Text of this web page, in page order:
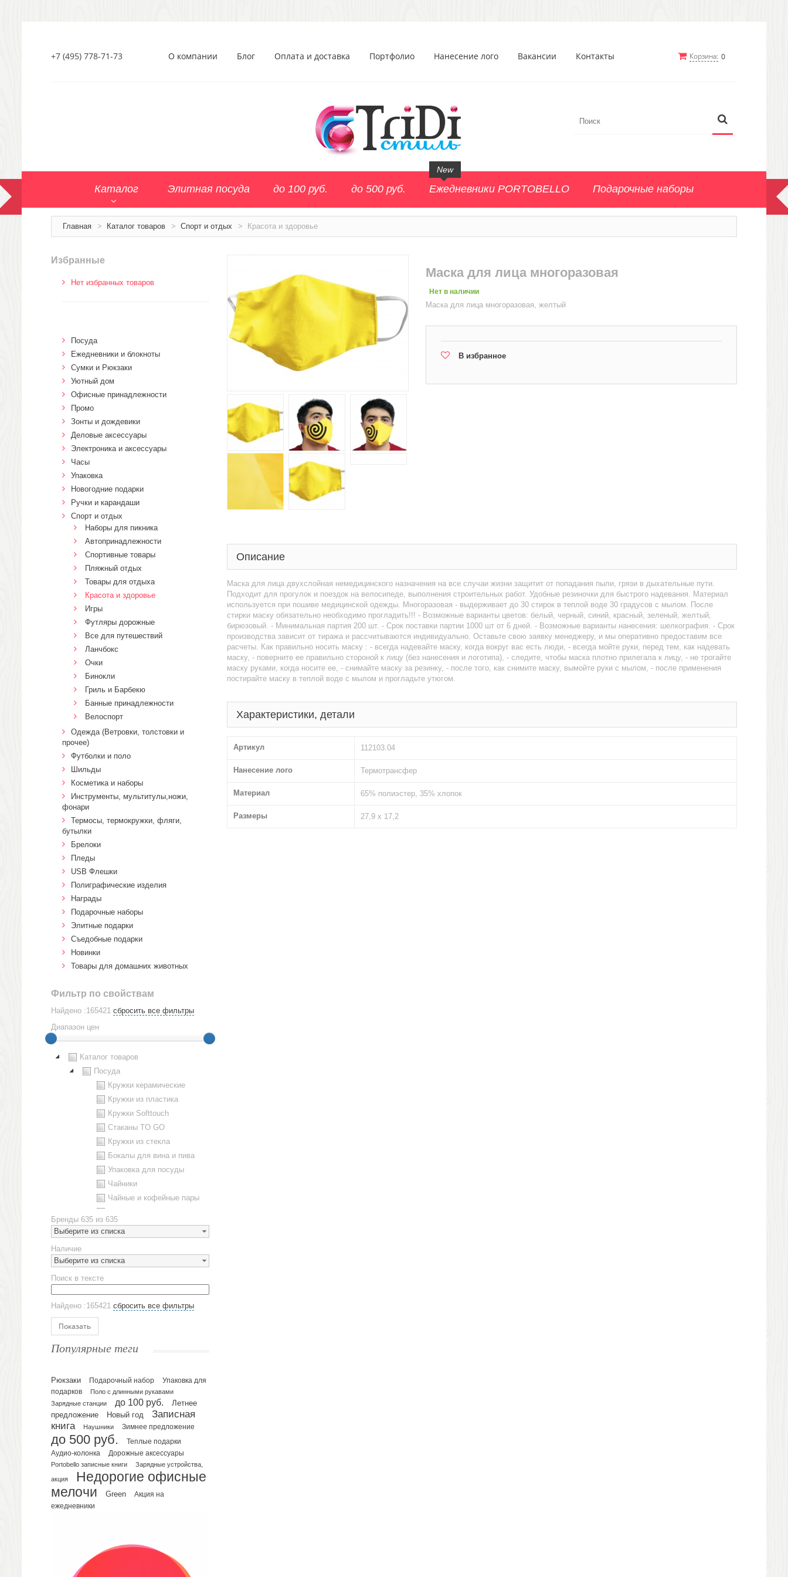
Корзина: 0
+7 (495) 778-71-73 О компании Блог Оплата и доставка Портфолио Нанесение лого Вакансии Контакты
Каталог Элитная посуда до 100 руб. до 500 руб. Ежедневники PORTOBELLO
New
Подарочные наборы
Главная > Каталог товаров > Спорт и отдых > Красота и здоровье
Маска для лица многоразовая
Нет в наличии
Маска для лица многоразовая, желтый
В избранное
Описание
Маска для лица двухслойная немедицинского назначения на все случаи жизни защитит от попадания пыли, грязи в дыхательные пути.
Подходит для прогулок и поездок на велосипеде, выполнения строительных работ. Удобные резиночки для быстрого надевания. Материал
используется при пошиве медицинской одежды. Многоразовая - выдерживает до 30 стирок в теплой воде 30 градусов с мылом. После
стирки маску обязательно необходимо прогладить!!! - Возможные варианты цветов: белый, черный, синий, красный, зеленый, желтый,
бирюзовый. - Минимальная партия 200 шт. - Срок поставки партии 1000 шт от 6 дней. - Возможные варианты нанесения: шелкография. - Срок
производства зависит от тиража и рассчитываются индивидуально. Оставьте свою заявку менеджеру, и мы оперативно предоставим все
расчеты. Как правильно носить маску : - всегда надевайте маску, когда вокруг вас есть люди, - всегда мойте руки, перед тем, как надевать
маску, - поверните ее правильно стороной к лицу (без нанесения и логотипа), - следите, чтобы маска плотно прилегала к лицу, - не трогайте
маску руками, когда носите ее, - снимайте маску за резинку, - после того, как снимите маску, вымойте руки с мылом, - после применения
постирайте маску в теплой воде с мылом и прогладьте утюгом.
Характеристики, детали
Артикул 112103.04
Нанесение лого Термотрансфер
Материал 65% полиэстер, 35% хлопок
Размеры 27,9 х 17,2
Избранные
Нет избранных товаров
Посуда
Ежедневники и блокноты
Сумки и Рюкзаки
Уютный дом
Офисные принадлежности
Промо
Зонты и дождевики
Деловые аксессуары
Электроника и аксессуары
Часы
Упаковка
Новогодние подарки
Ручки и карандаши
Спорт и отдых
Наборы для пикника
Автопринадлежности
Спортивные товары
Пляжный отдых
Товары для отдыха
Красота и здоровье
Игры
Футляры дорожные
Все для путешествий
Ланчбокс
Очки
Бинокли
Гриль и Барбекю
Банные принадлежности
Велоспорт
Одежда (Ветровки, толстовки и
прочее)
Футболки и поло
Шильды
Косметика и наборы
Инструменты, мультитулы,ножи,
фонари
Термосы, термокружки, фляги,
бутылки
Брелоки
Пледы
USB Флешки
Полиграфические изделия
Награды
Подарочные наборы
Элитные подарки
Cъедобные подарки
Новинки
Товары для домашних животных
Фильтр по свойствам
Найдено :165421 сбросить все фильтры
Диапазон цен
Каталог товаров
Посуда
Кружки керамические
Кружки из пластика
Кружки Softtouch
Стаканы TO GO
Кружки из стекла
Бокалы для вина и пива
Упаковка для посуды
Чайники
Чайные и кофейные пары
Наборы посуды
Предметы сервировки
Стаканы
Эко кружки
ЕВРОПОСУДА
Аксессуары
Ежедневники и блокноты
Датированные ежедневники
Планинги и телефонные книжки
Планинги датированные
Планинги недатированные
Телефонные книжки
Еженедельники
Органайзер на ежедневник
Сумки и Рюкзаки
Сумки для планшетов и ноутбуков
Рюкзаки
Несессеры и косметички
Сумки спортивные
Бренды 635 из 635
Выберите из списка
Наличие
Выберите из списка
Поиск в тексте
Найдено :165421 сбросить все фильтры
Показать
Популярные теги
Рюкзаки Подарочный набор
Упаковка для
подарков
Поло с длинными рукавами
Зарядные станции
до 100 руб.
Летнее
предложение
Новый год
Записная
книга
Наушники Зимнее предложение
до 500 руб.
Теплые подарки
Аудио-колонка
Дорожные аксессуары
Portobello записные книги
Зарядные устройства,
акция
Недорогие офисные
мелочи
Green
Акция на
ежедневники